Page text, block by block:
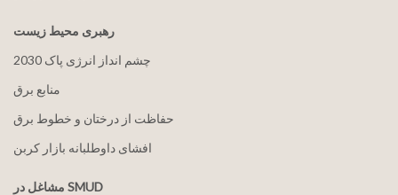
رهبری محیط زیست
2030 چشم انداز انرژی پاک
منابع برق
حفاظت از درختان و خطوط برق
افشای داوطلبانه بازار کربن
مشاغل در SMUD